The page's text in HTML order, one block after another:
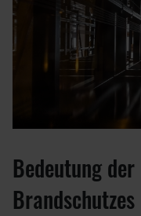
Bedeutung